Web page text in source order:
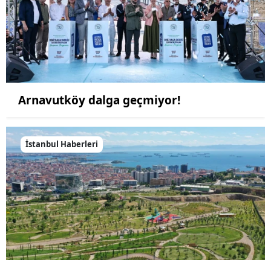
Arnavutköy dalga geçmiyor!
İstanbul Haberleri